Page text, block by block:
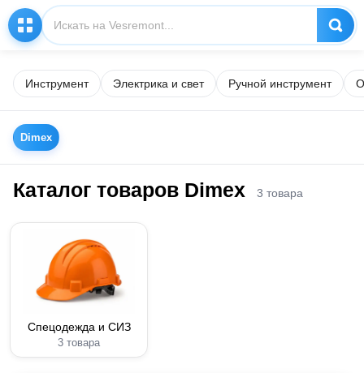
Инструмент Электрика и свет Ручной инструмент
Dimex
Каталог товаров Dimex 3 товара
Спецодежда и СИЗ
3 товара